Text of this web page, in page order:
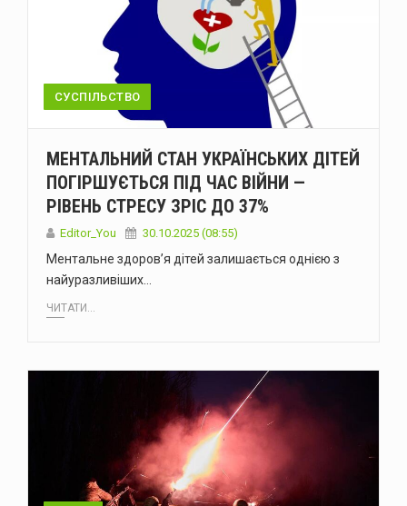
СУСПІЛЬСТВО
МЕНТАЛЬНИЙ СТАН УКРАЇНСЬКИХ ДІТЕЙ
ПОГІРШУЄТЬСЯ ПІД ЧАС ВІЙНИ —
РІВЕНЬ СТРЕСУ ЗРІС ДО 37%
Editor_You 30.10.2025 (08:55)
Ментальне здоров’я дітей залишається однією з
найуразливіших…
ЧИТАТИ...